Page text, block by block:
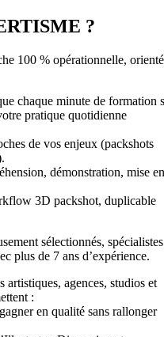
?
100 % opérationnelle,
chaque minute de formation
pratique quotidienne
de vos enjeux (packshots
démonstration, mise en
3D packshot, duplicable
sélectionnés, spécialistes
plus de 7 ans d’expérience.
artistiques, agences, studios et
:
en qualité sans rallonger